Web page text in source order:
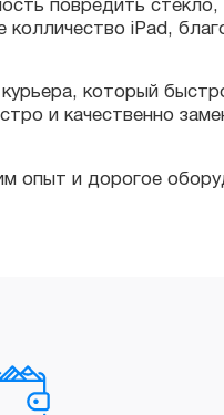
который быстро и
заменят
и дорогое